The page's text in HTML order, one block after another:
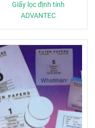
Giấy lọc định tính
ADVANTEC